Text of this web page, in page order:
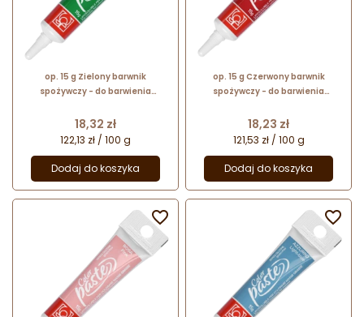
op. 15 g Zielony barwnik
spożywczy - do barwienia
cukierniczych - ColorPaste
Modecor - nr. kat. 23339
Cena
18,32 zł
122,13 zł / 100 g
Dodaj do koszyka
op. 15 g Czerwony barwnik
spożywczy - do barwienia
cukierniczych - ColorPaste
Modecor - nr. kat. 23335
Cena
18,23 zł
121,53 zł / 100 g
Dodaj do koszyka
 